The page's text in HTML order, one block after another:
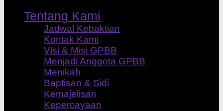
Tentang Kami
Jadwal Kebaktian
Kontak Kami
Visi & Misi GPBB
Menjadi Anggota GPBB
Menikah
Baptisan & Sidi
Kemajelisan
Kepercayaan